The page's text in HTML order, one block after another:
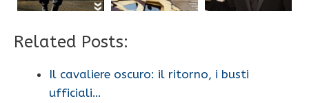
Related Posts:
Il cavaliere oscuro: il ritorno, i busti
ufficiali…